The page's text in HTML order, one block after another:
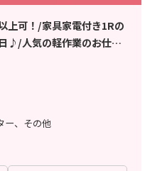
上可！/家具家電付き1Rの
♪/人気の軽作業のお仕事
ー、その他